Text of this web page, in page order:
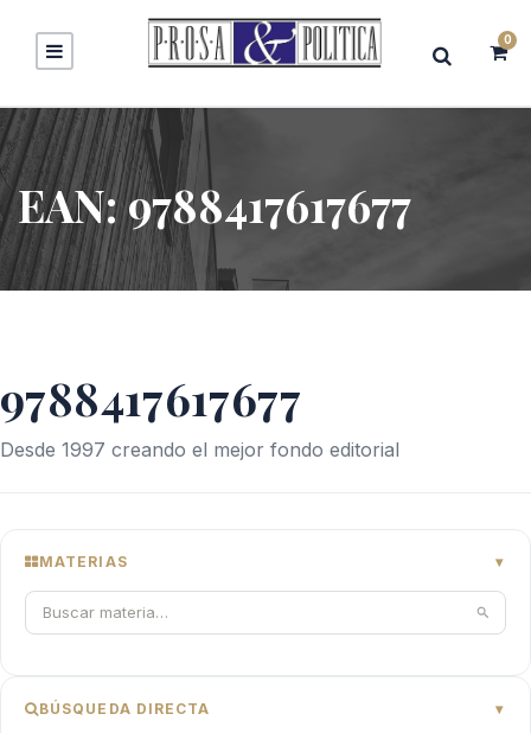
0
EAN:9788417617677
9788417617677
Desde 1997 creando el mejor fondo editorial
MATERIAS
BÚSQUEDA DIRECTA